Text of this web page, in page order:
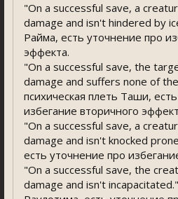
"On a successful save, a
damage and isn't hindered by
Райма, есть уточнение про
эффекта.
"On a successful save, the
damage and suffers none of
психическая плеть Таши,
избегание вторичного
"On a successful save, a
damage and isn't knocked
есть уточнение про
"On a successful save, the
damage and isn't